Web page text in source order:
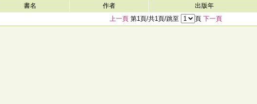
書名 作者 出版年
上一頁第1頁/共1頁/跳至 頁 下一頁